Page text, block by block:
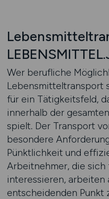
Wer berufliche
Lebensmitteltransport
für ein Tätigkeitsfeld,
innerhalb der
spielt. Der Transport
besondere
Pünktlichkeit und
Arbeitnehmer, die sich
interessieren, arbeiten
entscheidenden Punkt